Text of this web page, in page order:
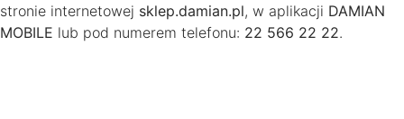
stronie internetowej sklep.damian.pl, w aplikacji DAMIAN
MOBILE lub pod numerem telefonu: 22 566 22 22.